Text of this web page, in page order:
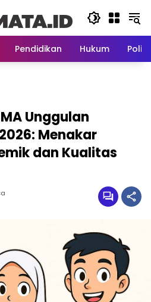
Pendidikan Hukum
Unggulan
Menakar
dan Kualitas